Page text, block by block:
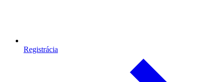
Registrácia